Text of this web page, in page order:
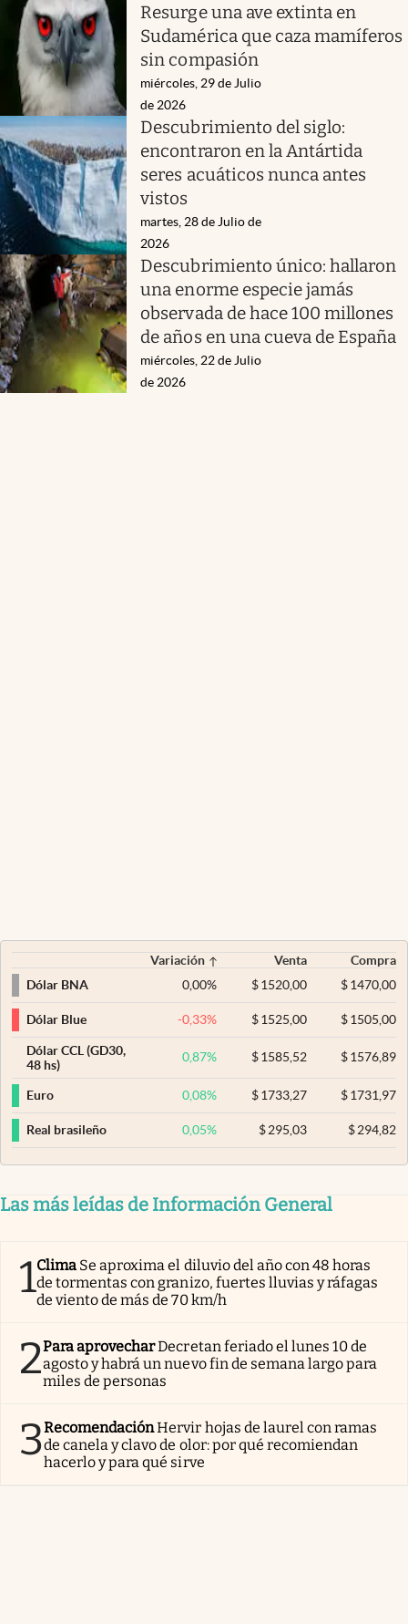
Resurge una ave extinta en
Sudamérica que caza mamíferos
sin compasión
miércoles, 29 de Julio
de 2026
Descubrimiento del siglo:
encontraron en la Antártida
seres acuáticos nunca antes
vistos
martes, 28 de Julio de
2026
Descubrimiento único: hallaron
una enorme especie jamás
observada de hace 100 millones
de años en una cueva de España
miércoles, 22 de Julio
de 2026
Variación Venta
Compra
Dólar BNA
0,00% $ 1520,00 $1470,00
Dólar Blue -0,33% $ 1525,00 $1505,00
Dólar CCL (GD30,
48 hs)
0,87% $ 1585,52 $1576,89
Euro 0,08% $ 1733,27 $1731,97
Real brasileño 0,05% $ 295,03 $294,82
Las más leídas de Información General
1Clima Se aproxima el diluvio del año con 48 horas
de tormentas con granizo, fuertes lluvias y ráfagas
de viento de más de 70 km/h
2Para aprovecharDecretan feriado el lunes 10 de
agosto y habrá un nuevo fin de semana largo para
miles de personas
3RecomendaciónHervir hojas de laurel con ramas
de canela y clavo de olor: por qué recomiendan
hacerlo y para qué sirve